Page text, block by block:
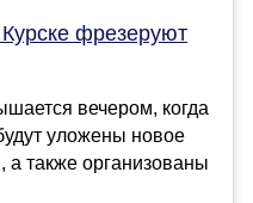
фрезеруют
вечером, когда
уложены новое
а также организованы